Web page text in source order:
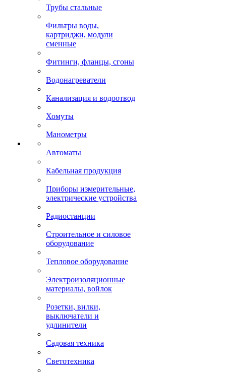
Трубы стальные
Фильтры воды,
картриджи, модули
сменные
Фитинги, фланцы, сгоны
Водонагреватели
Канализация и водоотвод
Хомуты
Манометры
Автоматы
Кабельная продукция
Приборы измерительные,
электрические устройства
Радиостанции
Строительное и силовое
оборудование
Тепловое оборудование
Электроизоляционные
материалы, войлок
Розетки, вилки,
выключатели и
удлинители
Садовая техника
Светотехника